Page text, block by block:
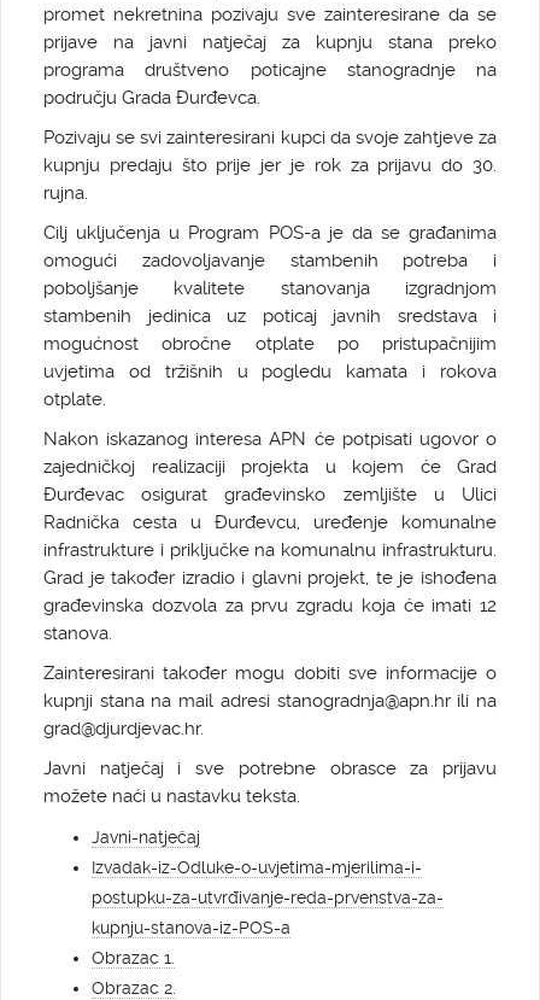
promet nekretnina pozivaju sve zainteresirane da se
prijave na javni natječaj za kupnju stana preko
programa društveno poticajne stanogradnje na
području Grada Đurđevca.
Pozivaju se svi zainteresirani kupci da svoje zahtjeve za
kupnju predaju što prije jer je rok za prijavu do 30.
rujna.
Cilj uključenja u Program POS-a je da se građanima
omogući zadovoljavanje stambenih potreba i
poboljšanje kvalitete stanovanja izgradnjom
stambenih jedinica uz poticaj javnih sredstava i
mogućnost obročne otplate po pristupačnijim
uvjetima od tržišnih u pogledu kamata i rokova
otplate.
Nakon iskazanog interesa APN će potpisati ugovor o
zajedničkoj realizaciji projekta u kojem će Grad
Đurđevac osigurat građevinsko zemljište u Ulici
Radnička cesta u Đurđevcu, uređenje komunalne
infrastrukture i priključke na komunalnu infrastrukturu.
Grad je također izradio i glavni projekt, te je ishođena
građevinska dozvola za prvu zgradu koja će imati 12
stanova.
Zainteresirani također mogu dobiti sve informacije o
kupnji stana na mail adresi stanogradnja@apn.hr ili na
grad@djurdjevac.hr.
Javni natječaj i sve potrebne obrasce za prijavu
možete naći u nastavku teksta.
Javni-natječaj
Izvadak-iz-Odluke-o-uvjetima-mjerilima-i-
postupku-za-utvrđivanje-reda-prvenstva-za-
kupnju-stanova-iz-POS-a
Obrazac 1.
Obrazac 2.